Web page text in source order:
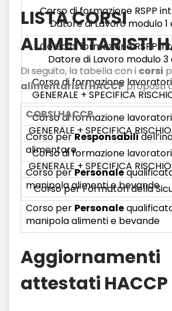
Corso di formazione RSPP
Datore di Lavoro modulo 1
Corso di formazione RSPP
Datore di Lavoro modulo 3
Corso di formazione
GENERALE + SPECIFICA
Corso di formazione
GENERALE + SPECIFICA
Corso di formazione
GENERALE + SPECIFICA
Corso per Formatori della
LISTA CORSI
ALIMENTARISTI
Di seguito, la tabella con icorsi
alimentaristi HACCPproposti
CORSI HACCP
Corso perResponsabili
alimentare
Corso perPersonale
manipola alimenti e bevande
Corso per Personale
manipola alimenti e bevande
Aggiornamenti
attestati HACCP